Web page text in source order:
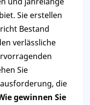
Sie erstellen
Bestand
verlässliche
Sie
die
gewinnen Sie